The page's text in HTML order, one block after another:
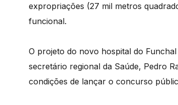
expropriações (27 mil metros
funcional.
O projeto do novo hospital do
secretário regional da Saúde, Pedro
condições de lançar o concurso